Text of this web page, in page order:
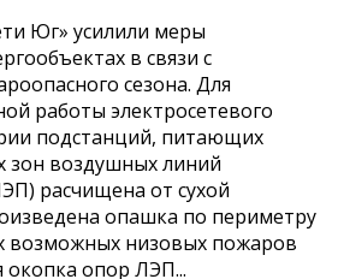
Юг» усилили меры
в связи с
сезона. Для
работы электросетевого
подстанций, питающих
зон воздушных линий
расчищена от сухой
опашка по периметру
возможных низовых пожаров
окопка опор ЛЭП...